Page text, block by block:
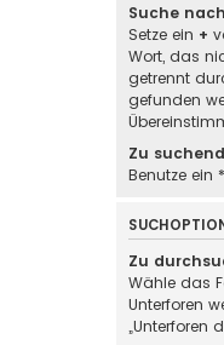
Suche
Setze ein +
Wort, das
getrennt
gefunden
Zu
Benutze ein
Zu
Wähle das
Unterforen
„Unterforen